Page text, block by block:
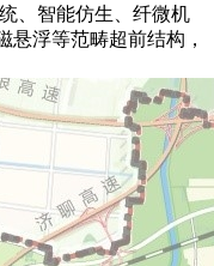
、智能仿生、纤微机
悬浮等范畴超前结构，